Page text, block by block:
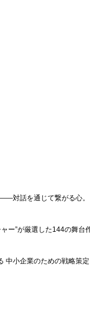
対話を通じて繋がる心
ャー”が厳選した144の舞
中小企業のための戦略